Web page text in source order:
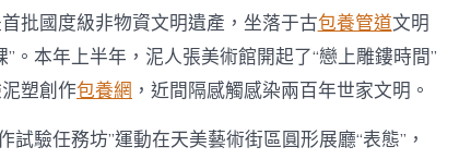
批國度級非物資文明遺產，坐落于古包養管道文明
。本年上半年，泥人張美術館開起了“戀上雕鏤時間”
塑創作包養網 ，近間隔感觸感染兩百年世家文明。
驗任務坊”運動在天美藝術街區圓形展廳“表態”，